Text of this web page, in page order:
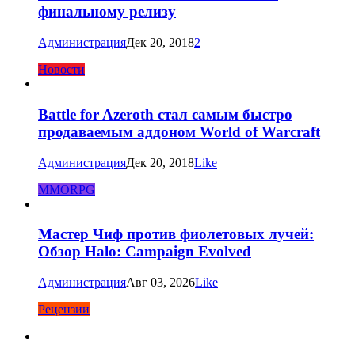
финальному релизу
АдминистрацияДек 20, 20182
Новости
Battle for Azeroth стал самым быстро
продаваемым аддоном World of Warcraft
АдминистрацияДек 20, 2018Like
MMORPG
Мастер Чиф против фиолетовых лучей:
Обзор Halo: Campaign Evolved
АдминистрацияАвг 03, 2026Like
Рецензии